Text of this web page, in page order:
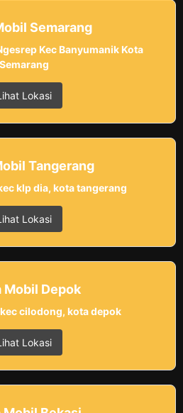
Semarang
Kec Banyumanik Kota
Semarang
Lokasi
Tangerang
klp dia, kota tangerang
Lokasi
Mobil Depok
cilodong, kota depok
Lokasi